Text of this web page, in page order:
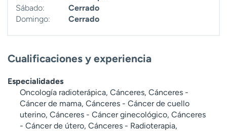
Sábado:
Cerrado
Domingo:
Cerrado
Cualificaciones y experiencia
Especialidades
Oncología radioterápica, Cánceres, Cánceres -
Cáncer de mama, Cánceres - Cáncer de cuello
uterino, Cánceres - Cáncer ginecológico, Cánceres
- Cáncer de útero, Cánceres - Radioterapia,